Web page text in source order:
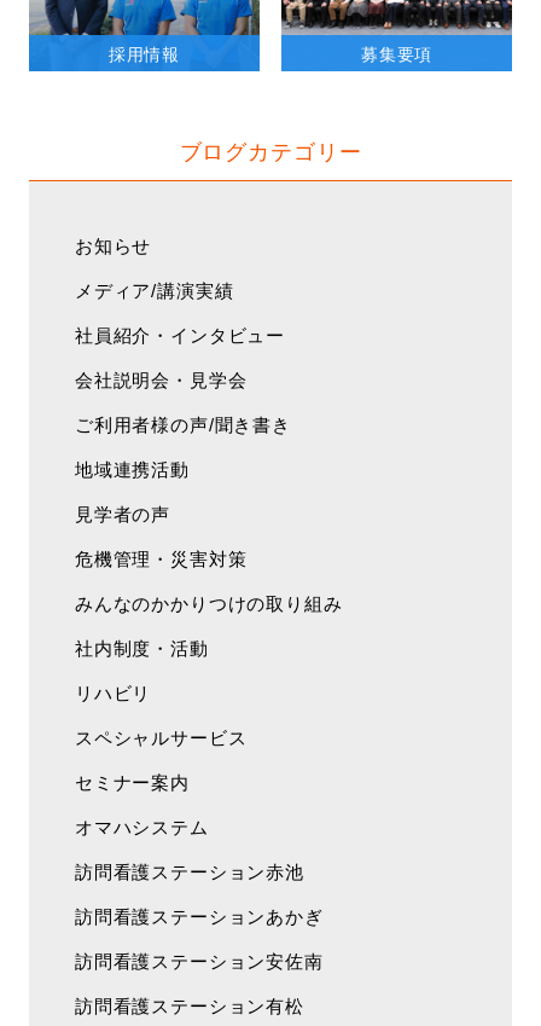
採用情報 募集要項
ブログカテゴリー
お知らせ
メディア/講演実績
社員紹介・インタビュー
会社説明会・見学会
ご利用者様の声/聞き書き
地域連携活動
見学者の声
危機管理・災害対策
みんなのかかりつけの取り組み
社内制度・活動
リハビリ
スペシャルサービス
セミナー案内
オマハシステム
訪問看護ステーション赤池
訪問看護ステーションあかぎ
訪問看護ステーション安佐南
訪問看護ステーション有松